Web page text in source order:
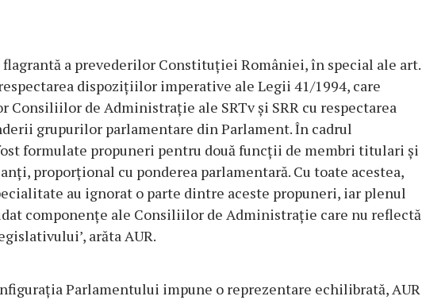
flagrantă a prevederilor Constituției României, în special ale art.
dispozițiilor imperative ale Legii 41/1994, care
Consiliilor de Administrație ale SRTv și SRR cu respectarea
grupurilor parlamentare din Parlament. În cadrul
formulate propuneri pentru două funcții de membri titulari și
proporțional cu ponderea parlamentară. Cu toate acestea,
au ignorat o parte dintre aceste propuneri, iar plenul
componențe ale Consiliilor de Administrație care nu reflectă
arăta AUR.
Parlamentului impune o reprezentare echilibrată, AUR